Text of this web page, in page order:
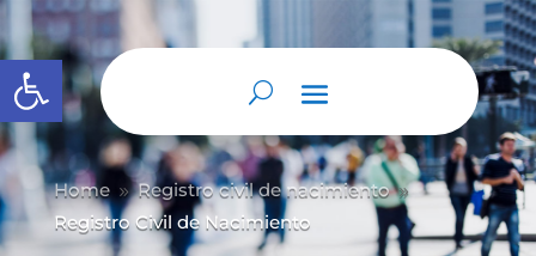
Abrir barra de herramientas
Home 9 Registro civil de nacimiento 9
Registro Civil de Nacimiento